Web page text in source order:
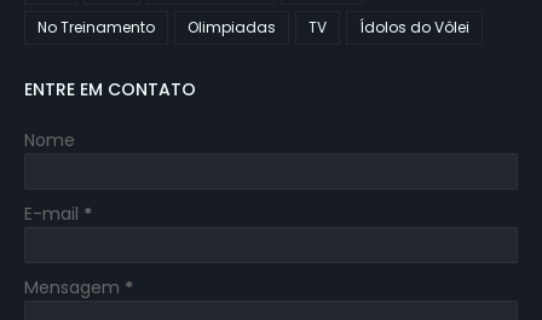
No Treinamento
Olimpiadas TV Ídolos do Vôlei
ENTRE EM CONTATO
Nome
E-mail *
Mensagem *